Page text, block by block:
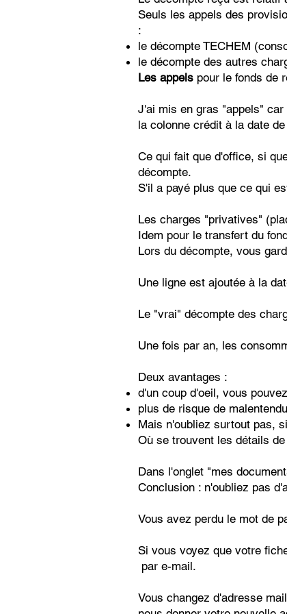
Seuls les appels des
:
le décompte TECHEM
le décompte des autres
Les appelspour le fonds de
J'ai mis en gras "appels"
la colonne crédit à la date
Ce qui fait que d'office, si
décompte.
S'il a payé plus que ce qui
Les charges "privatives"
Idem pour le transfert du
Lors du décompte, vous
Une ligne est ajoutée à la
Le "vrai" décompte des
Une fois par an, les
Deux avantages :
d'un coup d'oeil, vous
plus de risque de
Mais n'oubliez surtout pas,
Où se trouvent les détails
Dans l'onglet "mes
Conclusion : n'oubliez pas
Vous avez perdu le mot de
Si vous voyez que votre
par e-mail.
Vous changez d'adresse